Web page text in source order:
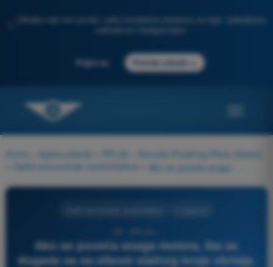
Otkrijte naš novi portal: vaša kompletna priprema za ispit, poboljšana
Prijavi se Počnite odmah
Home Ispitna pitanja
PPL(A) - Dozvola Privatnog Pilota (Avioni)
Opšte poznavanje vazduhoplova
Ako se poveća snaga motora, šta se
dogada sa sa elisom stalnog broja obrtaja: